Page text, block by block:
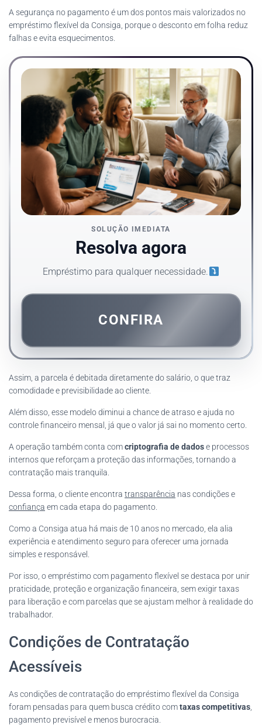
A segurança no pagamento é um dos pontos mais valorizados no
empréstimo flexível da Consiga, porque o desconto em folha reduz
falhas e evita esquecimentos.
SOLUÇÃO IMEDIATA
Resolva agora
Empréstimo para qualquer necessidade.
CONFIRA
Assim, a parcela é debitada diretamente do salário, o que traz
comodidade e previsibilidade ao cliente.
Além disso, esse modelo diminui a chance de atraso e ajuda no
controle financeiro mensal, já que o valor já sai no momento certo.
A operação também conta comcriptografia de dadose processos
internos que reforçam a proteção das informações, tornando a
contratação mais tranquila.
Dessa forma, o cliente encontra transparência nas condições e
confiança em cada etapa do pagamento.
Como a Consiga atua há mais de 10 anos no mercado, ela alia
experiência e atendimento seguro para oferecer uma jornada
simples e responsável.
Por isso, o empréstimo com pagamento flexível se destaca por unir
praticidade, proteção e organização financeira, sem exigir taxas
para liberação e com parcelas que se ajustam melhor à realidade do
trabalhador.
Condições de Contratação
Acessíveis
As condições de contratação do empréstimo flexível da Consiga
foram pensadas para quem busca crédito comtaxas competitivas
pagamento previsível e menos burocracia.